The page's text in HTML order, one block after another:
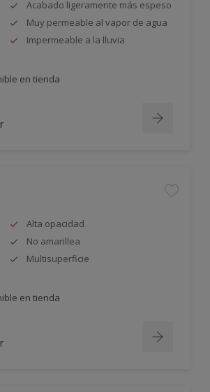
Acabado ligeramente más espeso
Muy permeable al vapor de agua
Impermeable a la lluvia
en tienda
Alta opacidad
No amarillea
Multisuperficie
en tienda